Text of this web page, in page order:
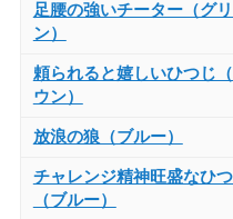
足腰の強いチーター（グ
ン）
頼られると嬉しいひつじ
ウン）
放浪の狼（ブルー）
チャレンジ精神旺盛なひ
（ブルー）